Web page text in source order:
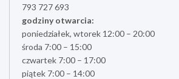
793 727 693
godziny otwarcia:
poniedziałek, wtorek 12:00 – 20:00
środa 7:00 – 15:00
czwartek 7:00 – 17:00
piątek 7:00 – 14:00